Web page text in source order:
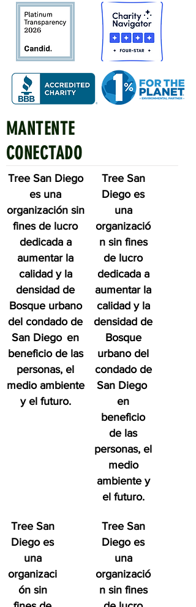
MANTENTE
CONECTADO
Tree San Diego
es una
organización sin
fines de lucro
dedicada a
aumentar la
calidad y la
densidad de
Bosque urbano
del condado de
San Diego en
beneficio de las
personas, el
medio ambiente
y el futuro.
Tree San
Diego es
una
organizaci
ón sin
Tree San
Diego es
una
organizació
n sin fines
de lucro
dedicada a
aumentar la
calidad y la
densidad de
Bosque
urbano del
condado de
San Diego
en
beneficio
de las
personas, el
medio
ambiente y
el futuro.
Tree San
Diego es
una
organizació
n sin fines